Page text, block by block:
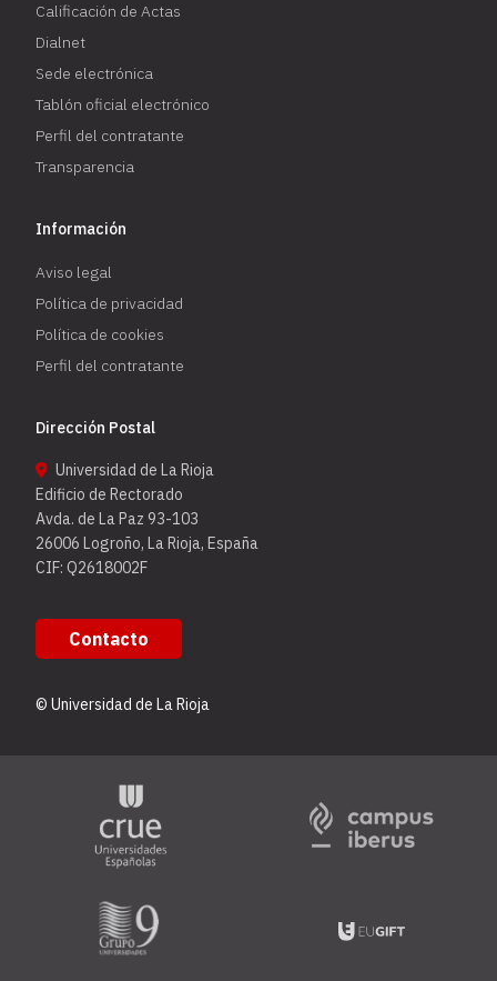
Calificación de Actas
Dialnet
Sede electrónica
Tablón oficial electrónico
Perfil del contratante
Transparencia
Información
Aviso legal
Política de privacidad
Política de cookies
Perfil del contratante
Dirección Postal
Universidad de La Rioja
Edificio de Rectorado
Avda. de La Paz 93-103
26006 Logroño, La Rioja, España
CIF: Q2618002F
Contacto
© Universidad de La Rioja